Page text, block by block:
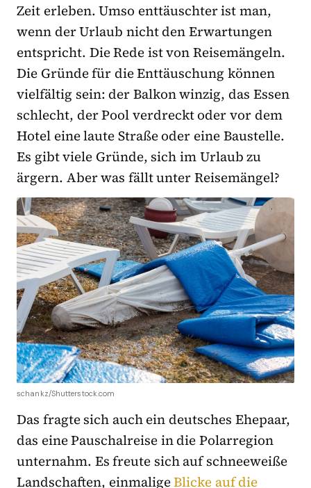
Zeit erleben. Umso enttäuschter ist man,
wenn der Urlaub nicht den Erwartungen
entspricht. Die Rede ist von Reisemängeln.
Die Gründe für die Enttäuschung können
vielfältig sein: der Balkon winzig, das Essen
schlecht, der Pool verdreckt oder vor dem
Hotel eine laute Straße oder eine Baustelle.
Es gibt viele Gründe, sich im Urlaub zu
ärgern. Aber was fällt unter Reisemängel?
schankz/Shutterstock.com
Das fragte sich auch ein deutsches Ehepaar,
das eine Pauschalreise in die Polarregion
unternahm. Es freute sich auf schneeweiße
Landschaften, einmaligeBlicke auf die